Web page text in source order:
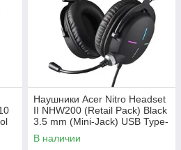
Наушники Acer Nitro Headset
II NHW200 (Retail Pack) Black
3.5 mm (Mini-Jack) USB Type-
A GP.HDS11.02E
В наличии